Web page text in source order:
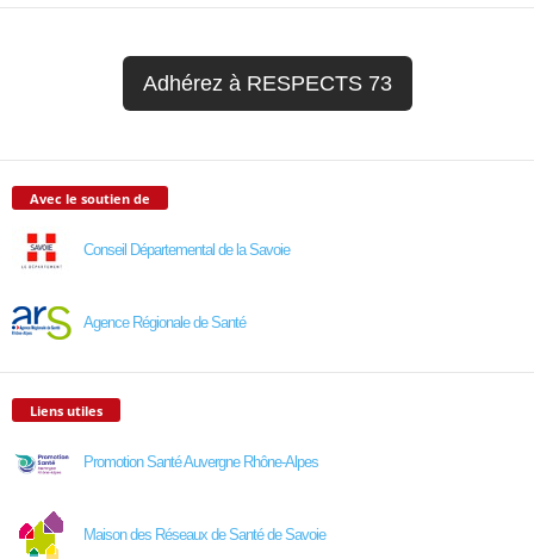
Adhérez à RESPECTS 73
Avec le soutien de
Conseil Départemental de la Savoie
Agence Régionale de Santé
Liens utiles
Promotion Santé Auvergne Rhône-Alpes
Maison des Réseaux de Santé de Savoie